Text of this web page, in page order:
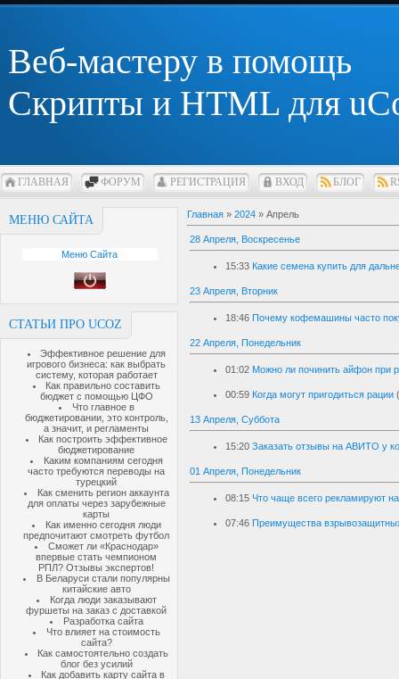
Веб-мастеру в помощь
Скрипты и HTML для
ГЛАВНАЯ ФОРУМ РЕГИСТРАЦИЯ ВХОД БЛОГ
МЕНЮ САЙТА
Меню Сайта
СТАТЬИ ПРО UCOZ
Эффективное решение для
игрового бизнеса: как выбрать
систему, которая работает
Как правильно составить
бюджет с помощью ЦФО
Что главное в
бюджетировании, это контроль,
а значит, и регламенты
Как построить эффективное
бюджетирование
Каким компаниям сегодня
часто требуются переводы на
турецкий
Как сменить регион аккаунта
для оплаты через зарубежные
карты
Как именно сегодня люди
предпочитают смотреть футбол
Сможет ли «Краснодар»
впервые стать чемпионом
РПЛ? Отзывы экспертов!
В Беларуси стали популярны
китайские авто
Когда люди заказывают
фуршеты на заказ с доставкой
Разработка сайта
Что влияет на стоимость
сайта?
Как самостоятельно создать
блог без усилий
Как добавить карту сайта в
Главная » 2024 » Апрель
28 Апреля, Воскресенье
15:33 Какие семена купить для
23 Апреля, Вторник
18:46 Почему кофемашины часто
22 Апреля, Понедельник
01:02 Можно ли починить айфон при
00:59 Когда могут пригодиться рации
13 Апреля, Суббота
15:20 Заказать отзывы на АВИТО у
01 Апреля, Понедельник
08:15 Что чаще всего рекламируют
07:46 Преимущества